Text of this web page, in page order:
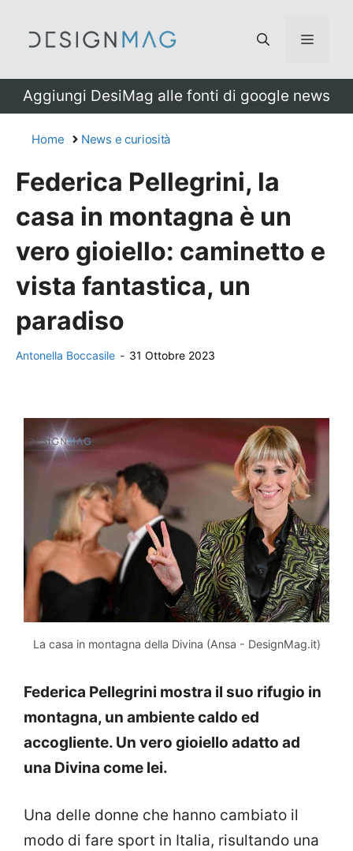
Menu
Aggiungi DesiMag alle fonti di google news
Home News e curiosità
Federica Pellegrini, la
casa in montagna è un
vero gioiello: caminetto e
vista fantastica, un
paradiso
Antonella Boccasile - 31 Ottobre 2023
La casa in montagna della Divina (Ansa - DesignMag.it)
Federica Pellegrini mostra il suo rifugio in
montagna, un ambiente caldo ed
accogliente. Un vero gioiello adatto ad
una Divina come lei.
Una delle donne che hanno cambiato il
modo di fare sport in Italia, risultando una